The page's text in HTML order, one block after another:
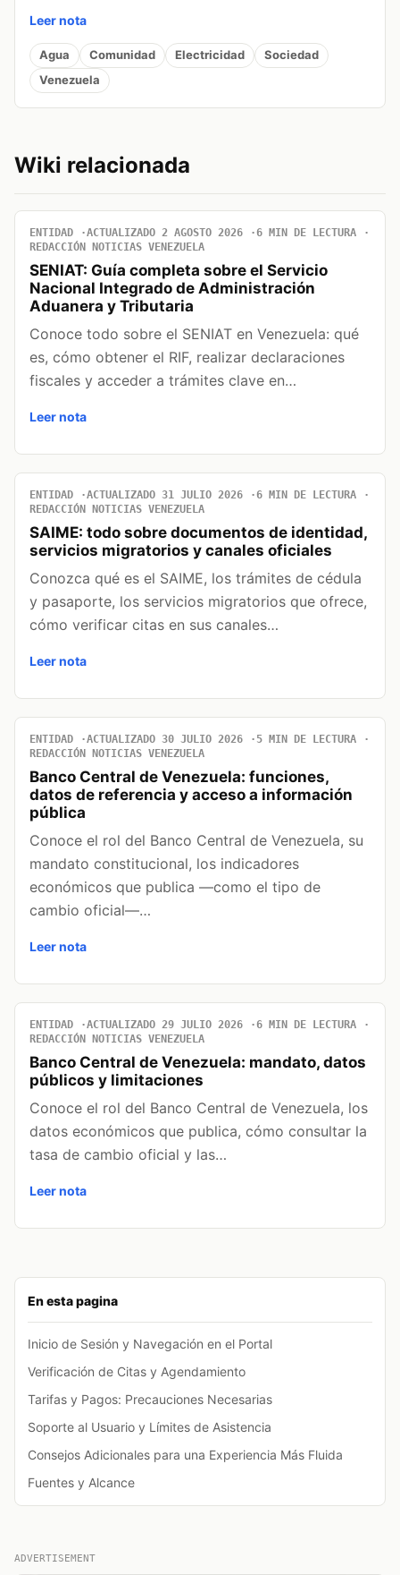
En esta pagina
Inicio de Sesión y Navegación en el Portal
Verificación de Citas y Agendamiento
Tarifas y Pagos: Precauciones Necesarias
Soporte al Usuario y Límites de Asistencia
Consejos Adicionales para una Experiencia Más Fluida
Fuentes y Alcance
Leer nota
Agua Comunidad Electricidad
Sociedad
Venezuela
Wiki relacionada
ENTIDAD ACTUALIZADO 2 AGOSTO 2026
6 MIN DE LECTURA
REDACCIÓN NOTICIAS VENEZUELA
SENIAT: Guía completa sobre el Servicio
Nacional Integrado de Administración
Aduanera y Tributaria
Conoce todo sobre el SENIAT en Venezuela: qué
es, cómo obtener el RIF, realizar declaraciones
fiscales y acceder a trámites clave en…
Leer nota
ENTIDAD ACTUALIZADO 31 JULIO 2026
6 MIN DE LECTURA
REDACCIÓN NOTICIAS VENEZUELA
SAIME: todo sobre documentos de identidad,
servicios migratorios y canales oficiales
Conozca qué es el SAIME, los trámites de cédula
y pasaporte, los servicios migratorios que ofrece,
cómo verificar citas en sus canales…
Leer nota
ENTIDAD ACTUALIZADO 30 JULIO 2026
5 MIN DE LECTURA
REDACCIÓN NOTICIAS VENEZUELA
Banco Central de Venezuela: funciones,
datos de referencia y acceso a información
pública
Conoce el rol del Banco Central de Venezuela, su
mandato constitucional, los indicadores
económicos que publica —como el tipo de
cambio oficial—…
Leer nota
ENTIDAD ACTUALIZADO 29 JULIO 2026
6 MIN DE LECTURA
REDACCIÓN NOTICIAS VENEZUELA
Banco Central de Venezuela: mandato, datos
públicos y limitaciones
Conoce el rol del Banco Central de Venezuela, los
datos económicos que publica, cómo consultar la
tasa de cambio oficial y las…
Leer nota
ADVERTISEMENT